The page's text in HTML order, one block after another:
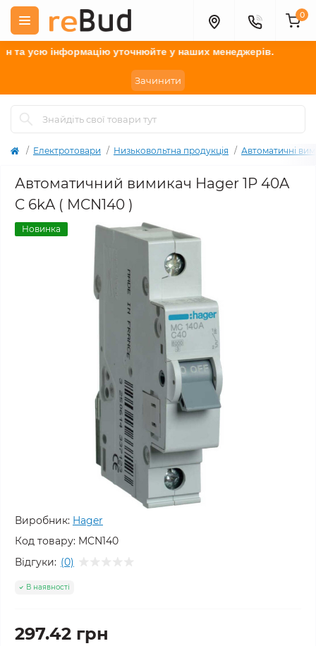
усю інформацію уточнюйтеу наших менеджерів.
Зачинити
0
Електротовари Низьковольтна продукція Автоматичні
Автоматичний вимикач Hager 1P 40A
C 6kA ( MCN140 )
Новинка
Виробник: Hager
Код товару: MCN140
Відгуки: (0)
В наявності
297.42 грн